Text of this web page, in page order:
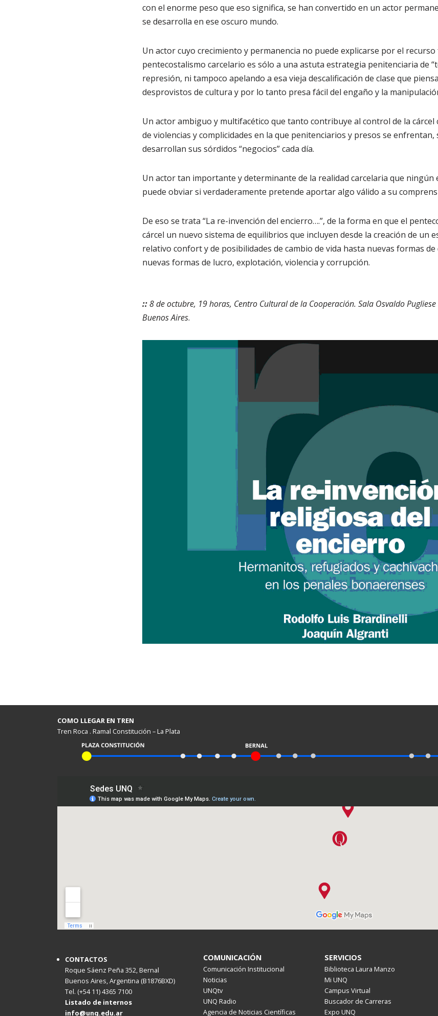
con el enorme peso que eso significa, se han convertido en un actor
se desarrolla en ese oscuro mundo.
Un actor cuyo crecimiento y permanencia no puede explicarse por el recurso
pentecostalismo carcelario es sólo a una astuta estrategia penitenciaria de
represión, ni tampoco apelando a esa vieja descalificación de clase que
desprovistos de cultura y por lo tanto presa fácil del engaño y la
Un actor ambiguo y multifacético que tanto contribuye al control de la cárcel
de violencias y complicidades en la que penitenciarios y presos se enfrentan,
desarrollan sus sórdidos “negocios” cada día.
Un actor tan importante y determinante de la realidad carcelaria que
puede obviar si verdaderamente pretende aportar algo válido a su
De eso se trata “La re-invención del encierro….”, de la forma en que el
cárcel un nuevo sistema de equilibrios que incluyen desde la creación de un
relativo confort y de posibilidades de cambio de vida hasta nuevas formas
nuevas formas de lucro, explotación, violencia y corrupción.
::8 de octubre, 19 horas, Centro Cultural de la Cooperación. Sala Osvaldo
Buenos Aires.
COMO LLEGAR EN TREN
Tren Roca . Ramal Constitución – La Plata
CONTACTOS
Roque Sáenz Peña 352, Bernal
Buenos Aires, Argentina (B1876BXD)
Tel. (+54 11) 4365 7100
Listado de internos
info@unq.edu.ar
COMUNICACIÓN
Comunicación Institucional
Noticias
UNQtv
UNQ Radio
Agencia de Noticias Científicas
SERVICIOS
Biblioteca Laura Manzo
Mi UNQ
Campus Virtual
Buscador de Carreras
Expo UNQ